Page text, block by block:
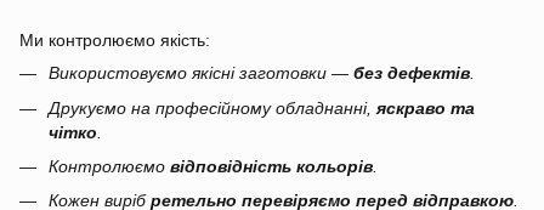
Ми контролюємо якість:
Використовуємо якісні заготовки — без дефектів
Друкуємо на професійному обладнанні, яскраво та
чітко
Контролюємо відповідність кольорів
Кожен вирібретельно перевіряємо перед відправкою.